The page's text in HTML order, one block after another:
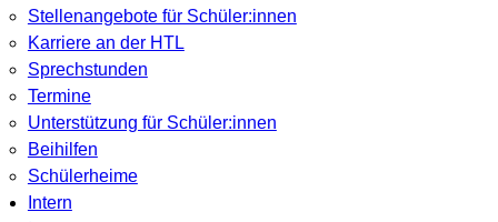
Stellenangebote für Schüler:innen
Karriere an der HTL
Sprechstunden
Termine
Unterstützung für Schüler:innen
Beihilfen
Schülerheime
Intern